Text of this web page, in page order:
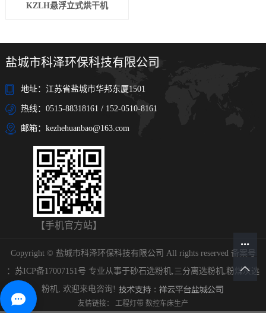
KZLH悬浮立式烘干机
盐城市科泽环保科技有限公司
地址：江苏省盐城市华邦东厦1501
热线：0515-88318161 / 152-0510-8161
邮箱：kezhehuanbao@163.com
【手机官方站】
Copyright © 盐城市科泽环保科技有限公司 All rights reserved 备案号
： 苏ICP备17007151号 专业从事于砂石选粉机 三分离选粉机 粉煤灰选
粉机, 欢迎来电咨询!
友情链接： 工程灯带 数控车床生产